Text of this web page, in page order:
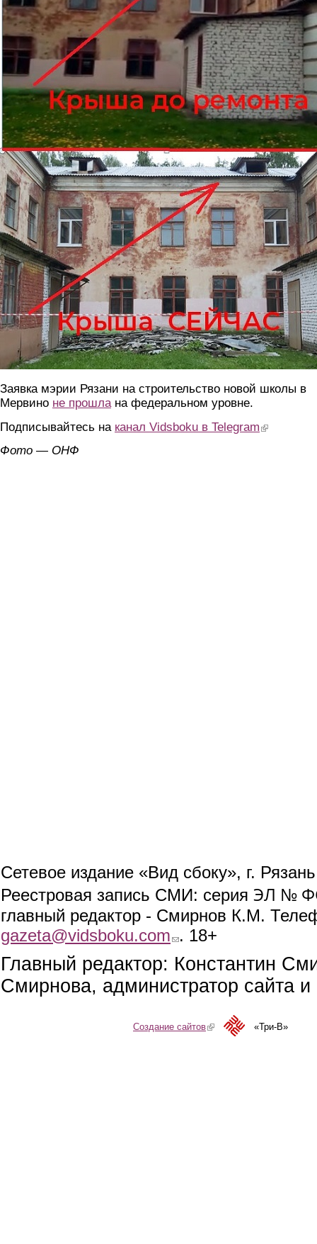
Заявка мэрии Рязани на строительство новой школы в
Мервино не прошлана федеральном уровне.
Подписывайтесь на канал Vidsboku в Telegram (link is
Фото — ОНФ
Сетевое издание «Вид сбоку», г.
Реестровая запись СМИ: серия ЭЛ №
главный редактор - Смирнов К.М.
gazeta@vidsboku.com (link sends e-mail)
. 18+
Главный редактор: Константин
Смирнова, администратор сайта
Создание сайтов(link is external)«Три-В»